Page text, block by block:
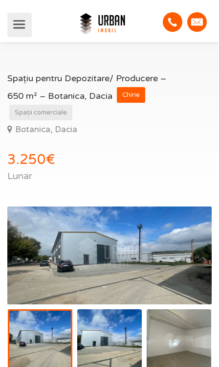
Spațiu pentru Depozitare/ Producere –
650 m² – Botanica, Dacia
Chirie
Spații comerciale
Botanica, Dacia
3.250€
Lunar